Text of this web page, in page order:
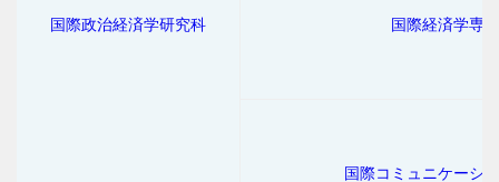
国際政治経済学研究科 国際経済学専攻
国際コミュニケーシ